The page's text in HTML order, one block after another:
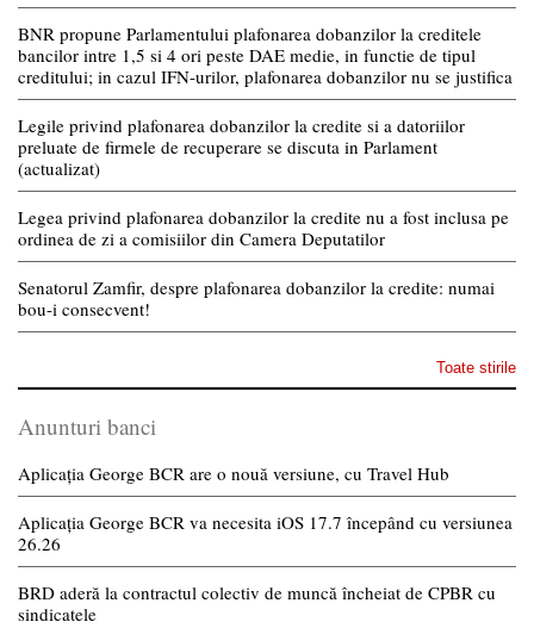
BNR propune Parlamentului plafonarea dobanzilor la creditele
bancilor intre 1,5 si 4 ori peste DAE medie, in functie de tipul
creditului; in cazul IFN-urilor, plafonarea dobanzilor nu se justifica
Legile privind plafonarea dobanzilor la credite si a datoriilor
preluate de firmele de recuperare se discuta in Parlament
(actualizat)
Legea privind plafonarea dobanzilor la credite nu a fost inclusa pe
ordinea de zi a comisiilor din Camera Deputatilor
Senatorul Zamfir, despre plafonarea dobanzilor la credite: numai
bou-i consecvent!
Toate stirile
Anunturi banci
Aplicația George BCR are o nouă versiune, cu Travel Hub
Aplicația George BCR va necesita iOS 17.7 începând cu versiunea
26.26
BRD aderă la contractul colectiv de muncă încheiat de CPBR cu
sindicatele